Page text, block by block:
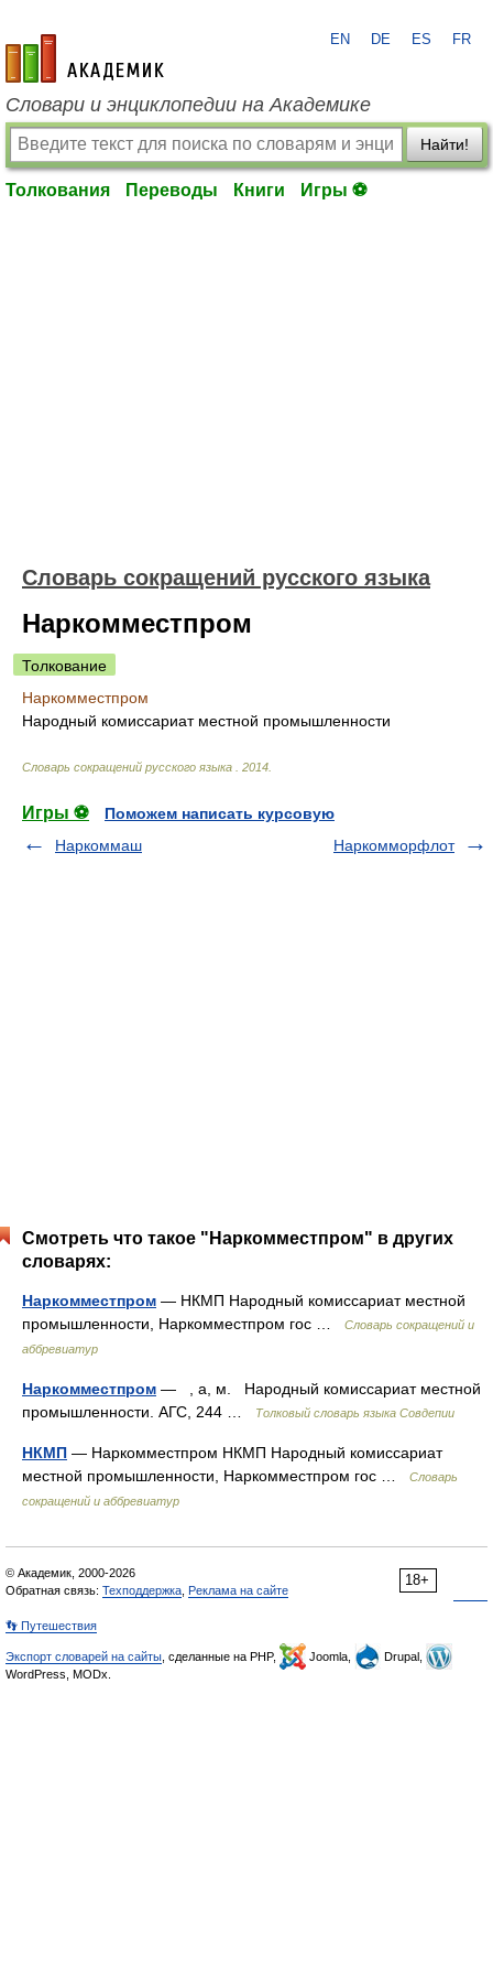
academic.ru
EN DE ES FR
Словари и энциклопедии на Академике
Найти!
Толкования Переводы Книги Игры ⚽
Словарь сокращений русского языка
Наркомместпром
Толкование
Наркомместпром
Народный комиссариат местной промышленности
Словарь сокращений русского языка 2014
Игры ⚽
Поможем написать курсовую
Наркоммаш
Наркомморфлот
Смотреть что такое "Наркомместпром" в других
словарях:
Наркомместпром — НКМП Народный комиссариат местной
промышленности, Наркомместпром гос …
Словарь сокращений и
аббревиатур
Наркомместпром — , а, м. Народный комиссариат местной
промышленности. АГС, 244 …
Толковый словарь языка Совдепии
НКМП — Наркомместпром НКМП Народный комиссариат
местной промышленности, Наркомместпром гос …
Словарь
сокращений и аббревиатур
18+
© Академик, 2000-2026
Обратная связь: Техподдержка Реклама на сайте
👣 Путешествия
Экспорт словарей на сайты , сделанные на PHP, Joomla,
Drupal,
WordPress, MODx.